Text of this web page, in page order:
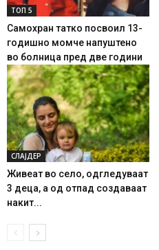
ТОП 5
Самохран татко посвоил 13-
годишно момче напуштено
во болница пред две години
СЛАЈДЕР
Живеат во село, одгледуваат
3 деца, а од отпад создаваат
накит...